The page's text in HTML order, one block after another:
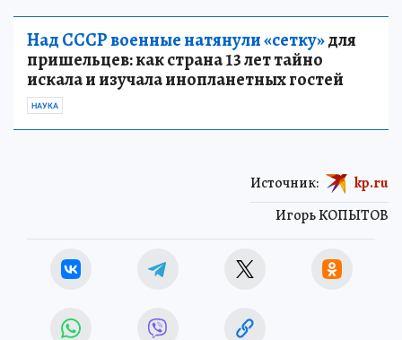
Над СССР военные натянули «сетку»для
пришельцев: как страна 13 лет тайно
искала и изучала инопланетных гостей
НАУКА
Игорь КОПЫТОВ
Источник: kp.ru